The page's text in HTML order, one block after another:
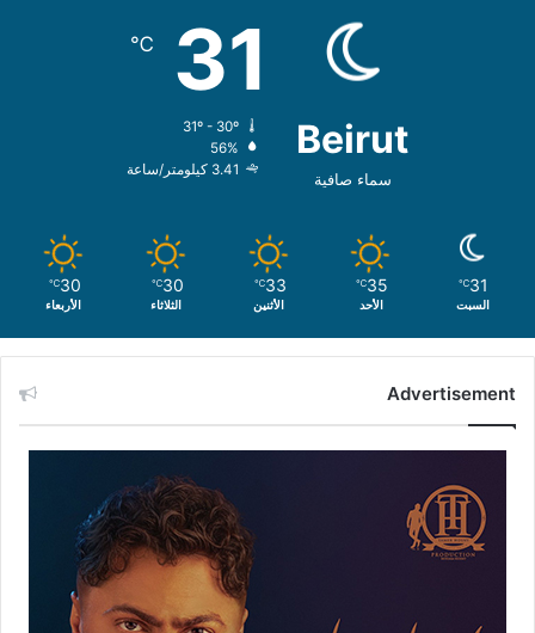
Beirut
سماء صافية
31
℃
56%
3.41 كيلومتر/ساعة
31
℃
السبت
35
℃
الأحد
33
℃
الأثنين
30
℃
الثلاثاء
30
℃
الأربعاء
Advertisement